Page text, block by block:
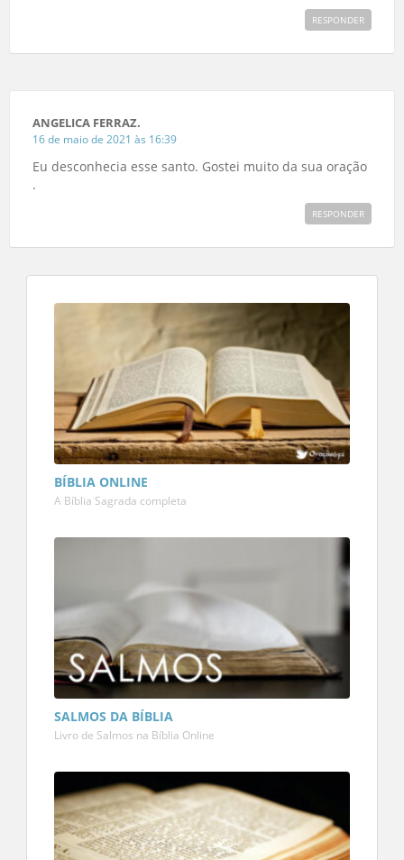
RESPONDER
ANGELICA FERRAZ.
16 de maio de 2021 às 16:39
Eu desconhecia esse santo. Gostei muito da sua oração
.
RESPONDER
BÍBLIA ONLINE
A Bíblia Sagrada completa
SALMOS DA BÍBLIA
Livro de Salmos na Bíblia Online